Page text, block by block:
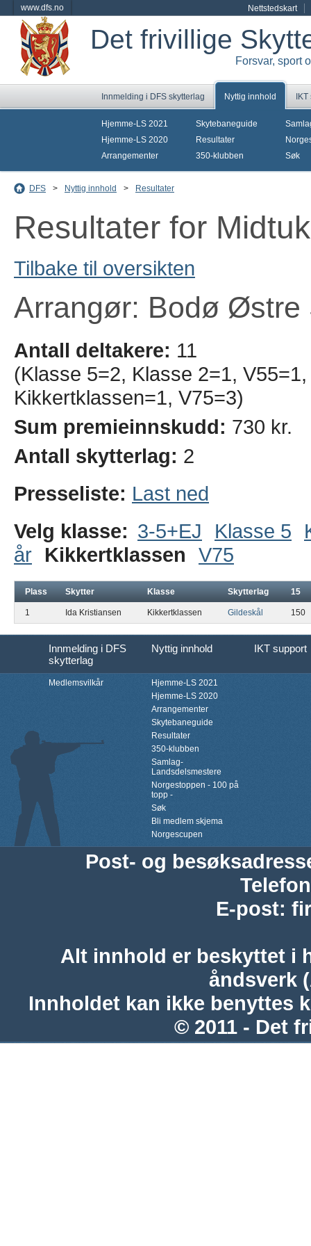
www.dfs.no Nettstedskart
Det frivillige
Forsvar, sport
Innmelding i DFS skytterlag Nyttig innhold
Hjemme-LS 2021
Hjemme-LS 2020
Arrangementer
Skytebaneguide
Resultater
350-klubben
Søk
DFS > Nyttig innhold > Resultater
Resultater for
Tilbake til oversikten
Arrangør: Bodø Østre
Antall deltakere: 11
(Klasse 5=2, Klasse 2=1,
Kikkertklassen=1, V75=3)
Sum premieinnskudd: 730 kr.
Antall skytterlag: 2
Presseliste: Last ned
Velg klasse: 3-5+EJ Klasse 5
år
Kikkertklassen V75
Plass Skytter Klasse Skytterlag 15
1 Ida Kristiansen Kikkertklassen Gildeskål 150
Innmelding i DFS
skytterlag
Nyttig innhold IKT support
Medlemsvilkår
Hjemme-LS 2021
Hjemme-LS 2020
Arrangementer
Skytebaneguide
Resultater
350-klubben
Samlag-
Landsdelsmestere
Norgestoppen - 100 på
topp -
Søk
Bli medlem skjema
Norgescupen
Post- og
Telefon
E-post:
Alt innhold er beskyttet i
åndsverk
Innholdet kan ikke benyttes
© 2011 - Det